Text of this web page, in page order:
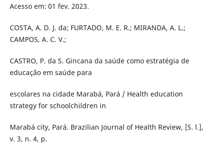
Acesso em: 01 fev. 2023.
COSTA, A. D. J. da; FURTADO, M. E. R.; MIRANDA, A. L.;
CAMPOS, A. C. V.;
CASTRO, P. da S. Gincana da saúde como estratégia de
educação em saúde para
escolares na cidade Marabá, Pará / Health education
strategy for schoolchildren in
Marabá city, Pará. Brazilian Journal of Health Review, [S. l.],
v. 3, n. 4, p.